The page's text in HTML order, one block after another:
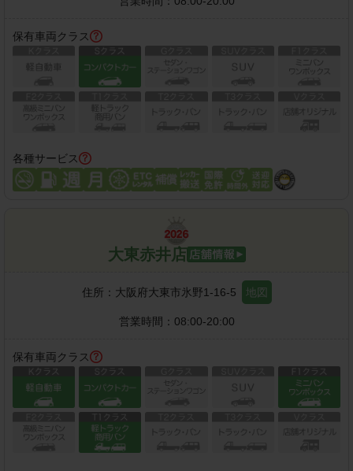
保有車両クラス
各種サービス
大東赤井店
住所： 大阪府大東市氷野1-16-5 地図
営業時間： 08:00-20:00
保有車両クラス